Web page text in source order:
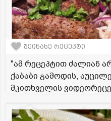
შეინახე რეცეპტი
"ამ რეცეპტით ძალიან
ქაბაბი გამოდის,
მკითხველის